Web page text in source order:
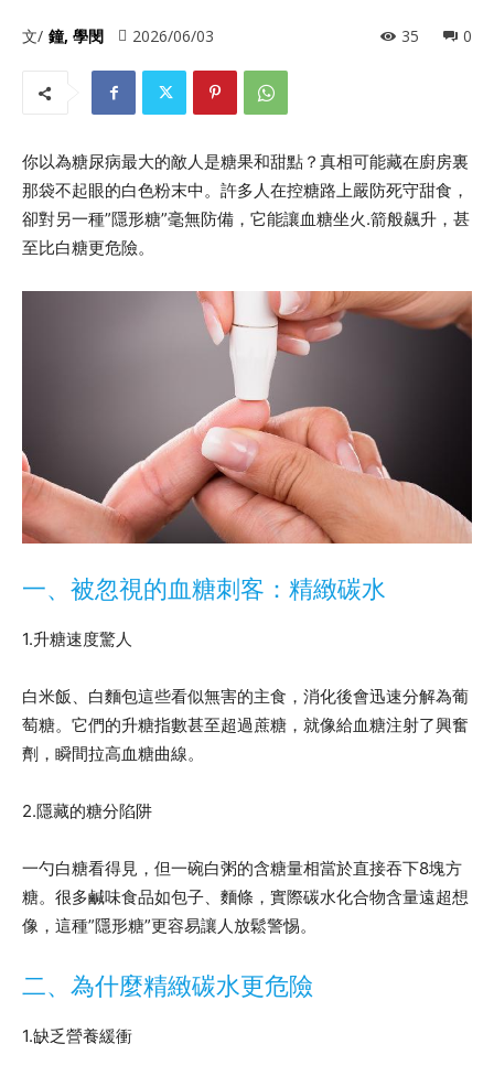
文/ 鐘, 學閔 2026/06/03 0
35
你以為糖尿病最大的敵人是糖果和甜點？真相可能藏在廚房裏
那袋不起眼的白色粉末中。許多人在控糖路上嚴防死守甜食，
卻對另一種”隱形糖”毫無防備，它能讓血糖坐火.箭般飆升，甚
至比白糖更危險。
一、被忽視的血糖刺客：精緻碳水
1.升糖速度驚人
白米飯、白麵包這些看似無害的主食，消化後會迅速分解為葡
萄糖。它們的升糖指數甚至超過蔗糖，就像給血糖注射了興奮
劑，瞬間拉高血糖曲線。
2.隱藏的糖分陷阱
一勺白糖看得見，但一碗白粥的含糖量相當於直接吞下8塊方
糖。很多鹹味食品如包子、麵條，實際碳水化合物含量遠超想
像，這種”隱形糖”更容易讓人放鬆警惕。
二、為什麼精緻碳水更危險
1.缺乏營養緩衝